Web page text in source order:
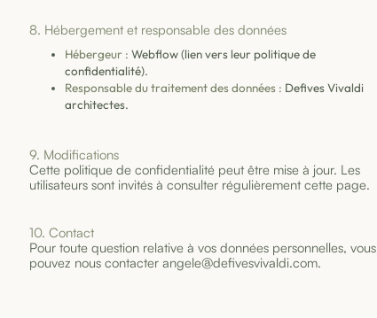
8. Hébergement et responsable des données
Hébergeur : Webflow (lien vers leur politique de
confidentialité).
Responsable du traitement des données : Defives Vivaldi
architectes.
9. Modifications
Cette politique de confidentialité peut être mise à jour. Les
utilisateurs sont invités à consulter régulièrement cette page.
10. Contact
Pour toute question relative à vos données personnelles, vous
pouvez nous contacter angele@defivesvivaldi.com.